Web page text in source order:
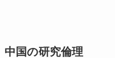
中国の研究倫理